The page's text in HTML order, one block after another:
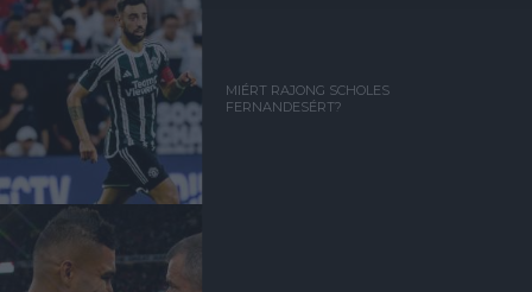
MIÉRT RAJONG SCHOLES
FERNANDESÉRT?